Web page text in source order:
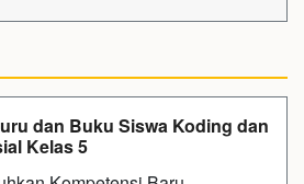
dan Buku Siswa Koding dan
Kelas 5